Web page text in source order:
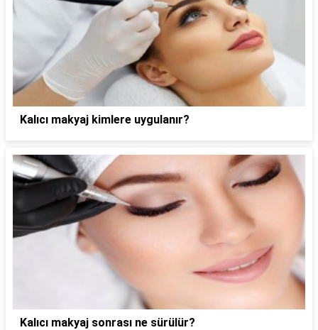
Kalıcı makyaj kimlere uygulanır?
Kalıcı makyaj sonrası ne sürülür?